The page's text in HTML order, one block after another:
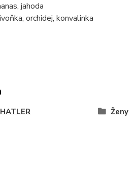
jahoda
orchidej, konvalinka
Ženy